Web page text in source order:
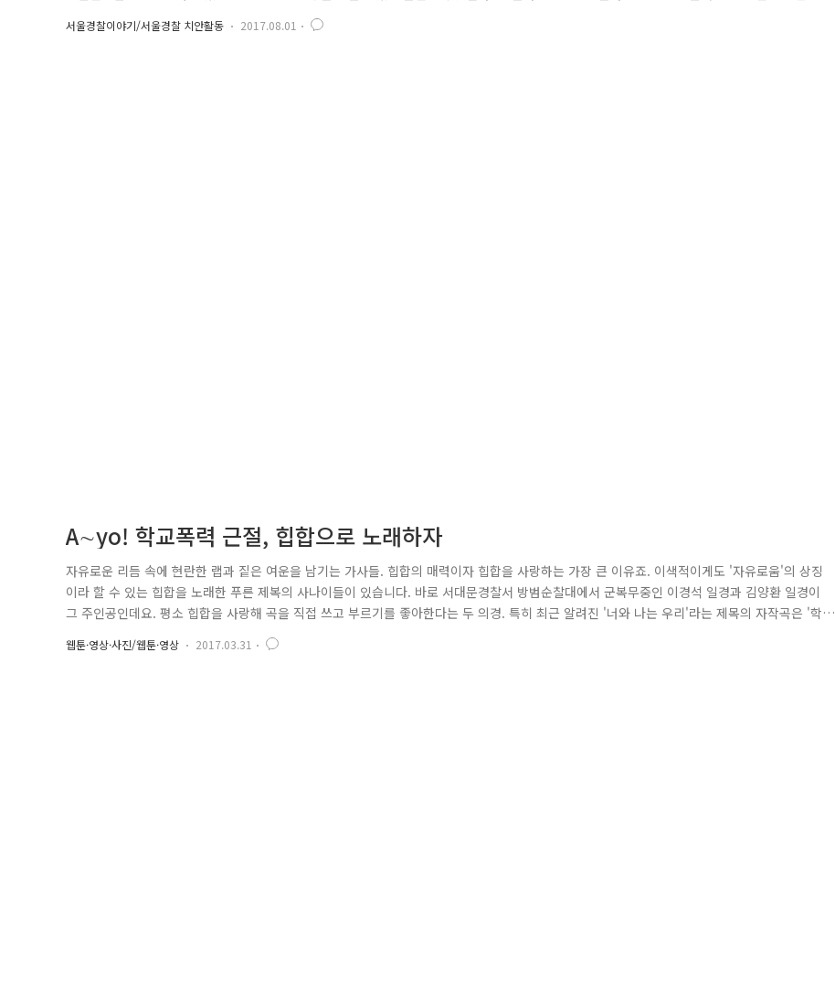
서에 보급되었는데요. 피서지 등 '몰카 범죄' 발생 우려지역을 중심으로 예방 · 단속에 활용되고 있답니다. 남의 몸을 몰래 찍으면.. 5년 이하의
징역 또는 1천만 원 이하의 벌금형에 처해질 수 있습니다. - 성폭력범죄의 처벌 등에 관한 특례법 제14조(카메라 등을 이용한 촬영) 피서지..
서울경찰이야기/서울경찰 치안활동 2017.08.01
A∼yo! 학교폭력 근절, 힙합으로 노래하자
자유로운 리듬 속에 현란한 랩과 짙은 여운을 남기는 가사들. 힙합의 매력이자 힙합을 사랑하는 가장 큰 이유죠. 이색적이게도 '자유로움'의 상징
이라 할 수 있는 힙합을 노래한 푸른 제복의 사나이들이 있습니다. 바로 서대문경찰서 방범순찰대에서 군복무중인 이경석 일경과 김양환 일경이
그 주인공인데요. 평소 힙합을 사랑해 곡을 직접 쓰고 부르기를 좋아한다는 두 의경. 특히 최근 알려진 '너와 나는 우리'라는 제목의 자작곡은 '학
교폭력'을 예방하자는 차원에서 제작했다고 하니 기특하지 아니할 수가 없는데요. 해당 음원은 조만간 음원 사이트를 통해서 무료로 즐기거나 다
운로드 할 수도 있다고 하니 정말 멋진 일입니다. 학교폭력은 엄연히 '범죄행위'입니다. 폭행, 금품갈취에서부터 최근에 유행하는 사이버 따돌림
웹툰·영상·사진/웹툰·영상 2017.03.31